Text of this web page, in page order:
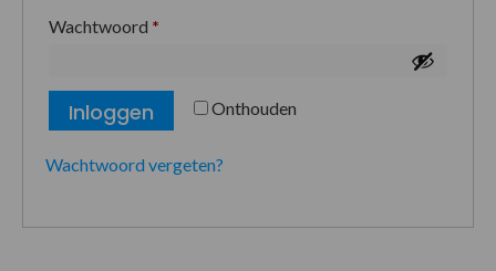
Wachtwoord *
Onthouden
Inloggen
Wachtwoord vergeten?